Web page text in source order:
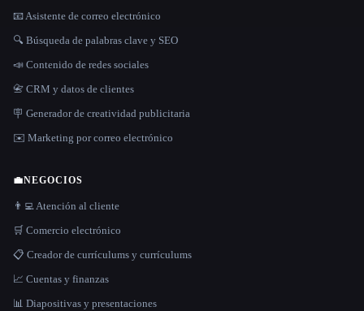
📧 Asistente de correo electrónico
🔍 Búsqueda de palabras clave y SEO
📣 Contenido de redes sociales
📇 CRM y datos de clientes
🪧 Generador de creatividad publicitaria
✉️ Marketing por correo electrónico
💼NEGOCIOS
👨‍💻 Atención al cliente
🛒 Comercio electrónico
📋 Creador de currículums y currículums
📈 Cuentas y finanzas
📊 Diapositivas y presentaciones